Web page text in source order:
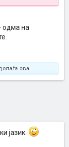
одма на
ова.
јазик.